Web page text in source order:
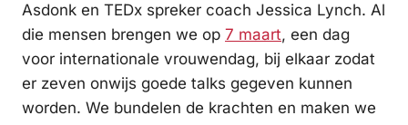
Asdonk en TEDx spreker coach Jessica Lynch. Al
die mensen brengen we op 7 maart, een dag
voor internationale vrouwendag, bij elkaar zodat
er zeven onwijs goede talks gegeven kunnen
worden. We bundelen de krachten en maken we